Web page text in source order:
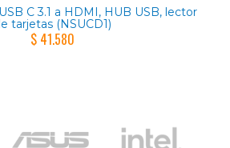
C 3.1 a HDMI, HUB USB, lector
tarjetas (NSUCD1)
$ 41.580